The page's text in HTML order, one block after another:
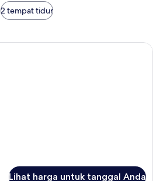
2 tempat tidur
Superior Twin room | Meja kerja,
Lihat harga untuk tanggal Anda